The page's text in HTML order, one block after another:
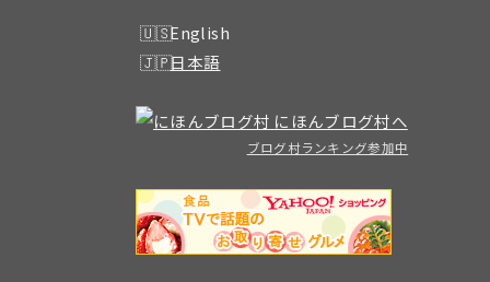
English
日本語
ブログ村ランキング参加中